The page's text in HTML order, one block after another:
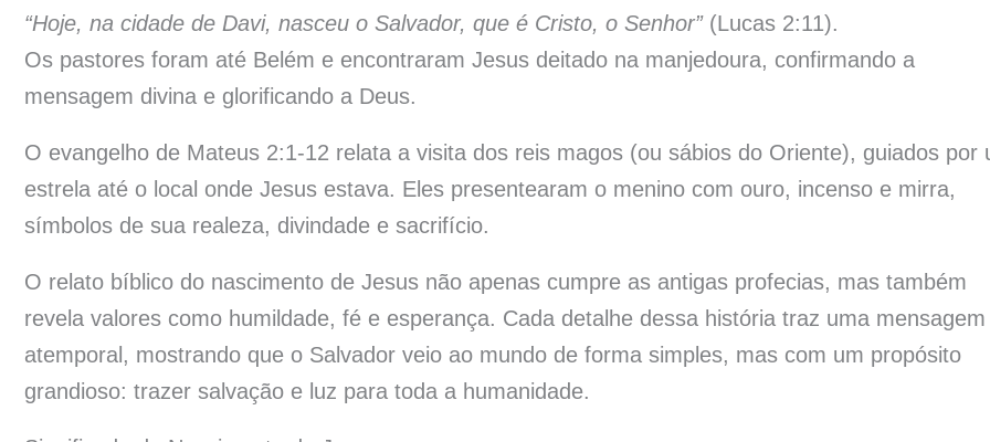
“Hoje, na cidade de Davi, nasceu o Salvador, que é Cristo, o Senhor”(Lucas 2:11).
Os pastores foram até Belém e encontraram Jesus deitado na manjedoura, confirmando a
mensagem divina e glorificando a Deus.
O evangelho de Mateus 2:1-12 relata a visita dos reis magos (ou sábios do Oriente), guiados por
estrela até o local onde Jesus estava. Eles presentearam o menino com ouro, incenso e mirra,
símbolos de sua realeza, divindade e sacrifício.
O relato bíblico do nascimento de Jesus não apenas cumpre as antigas profecias, mas também
revela valores como humildade, fé e esperança. Cada detalhe dessa história traz uma mensagem
atemporal, mostrando que o Salvador veio ao mundo de forma simples, mas com um propósito
grandioso: trazer salvação e luz para toda a humanidade.